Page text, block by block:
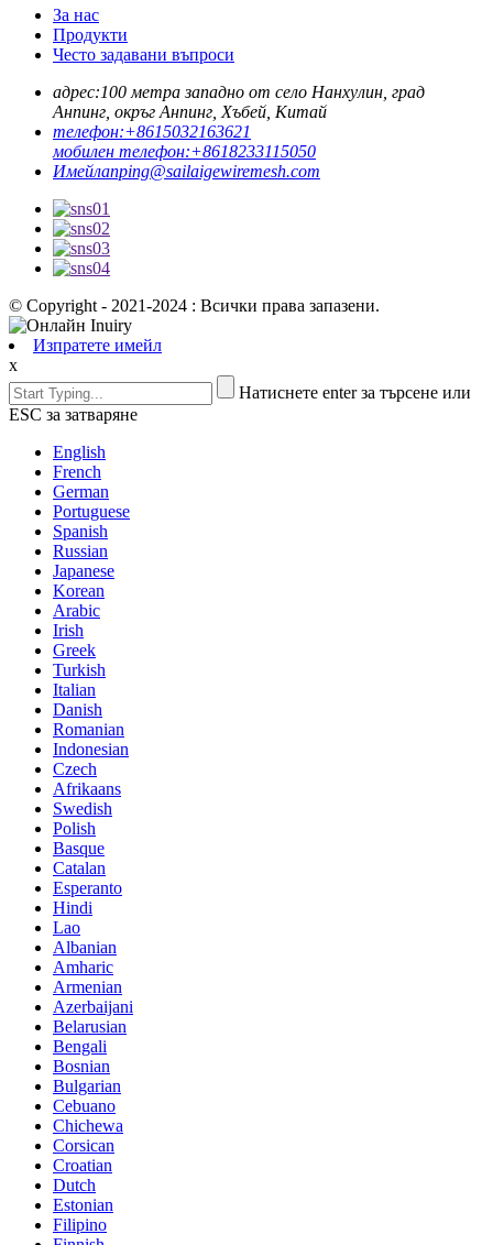
За нас
Продукти
Често задавани въпроси
адрес:100 метра западно от село Нанхулин, град
Анпинг, окръг Анпинг, Хъбей, Китай
телефон:+8615032163621
мобилен телефон:+8618233115050
Имейлanping@sailaigewiremesh.com
© Copyright - 2021-2024 : Всички права запазени.
Изпратете имейл
x
Натиснете enter за търсене или
ESC за затваряне
English
French
German
Portuguese
Spanish
Russian
Japanese
Korean
Arabic
Irish
Greek
Turkish
Italian
Danish
Romanian
Indonesian
Czech
Afrikaans
Swedish
Polish
Basque
Catalan
Esperanto
Hindi
Lao
Albanian
Amharic
Armenian
Azerbaijani
Belarusian
Bengali
Bosnian
Bulgarian
Cebuano
Chichewa
Corsican
Croatian
Dutch
Estonian
Filipino